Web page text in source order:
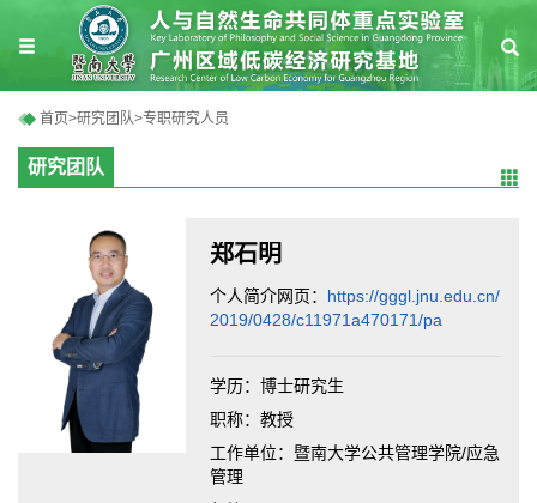
首页>研究团队>专职研究人员
研究团队
郑石明
个人简介网页： https://gggl.jnu.edu.cn/
2019/0428/c11971a470171/pa
学历：博士研究生
职称：教授
工作单位：暨南大学公共管理学院/应急
管理